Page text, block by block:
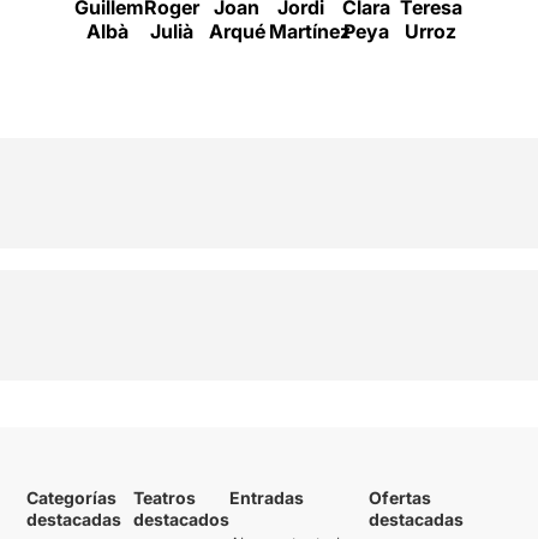
Guillem
Albà
Roger
Julià
Joan
Arqué
Jordi
Martínez
Clara
Peya
Teresa
Urroz
Categorías
destacadas
Teatros
destacados
Entradas
Ofertas
destacadas